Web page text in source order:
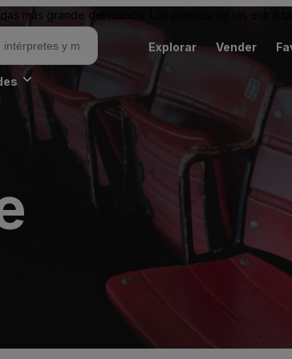
más grande del mundo. Los precios de las
Explorar Vender